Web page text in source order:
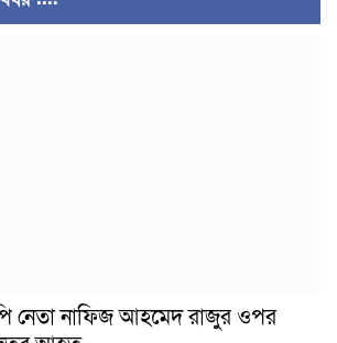
নেতা নাফিজ আহমেদ রাজুর ওপর